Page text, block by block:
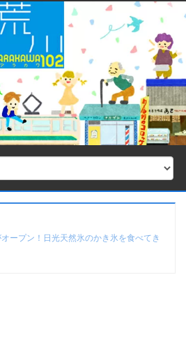
ープン！日光天然氷のかき氷を食べてき